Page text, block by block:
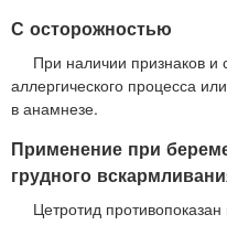
С осторожностью
При наличии признаков и
аллергического процесса
в анамнезе.
Применение при
грудного
Цетротид